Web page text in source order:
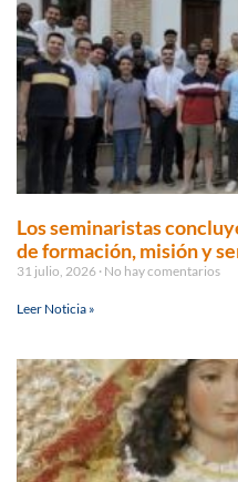
Los seminaristas
de formación, misión y
31 julio, 2026 No hay comentarios
Leer Noticia »